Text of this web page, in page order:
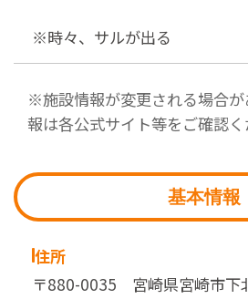
※時々、サルが出る
※施設情報が変更される場合
報は各公式サイト等をご確認く
基本情報
住所
〒880-0035 宮崎県宮崎市下